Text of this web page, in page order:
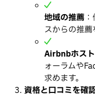
地域の推薦
スからの推薦
Airbnbホス
ォーラムや
求めます。
資格と口コミを確